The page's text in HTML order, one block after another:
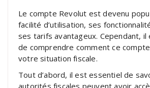
Le compte Revolut est devenu
facilité d’utilisation, ses
ses tarifs avantageux. Cependant,
de comprendre comment ce
votre situation fiscale.
Tout d’abord, il est essentiel de